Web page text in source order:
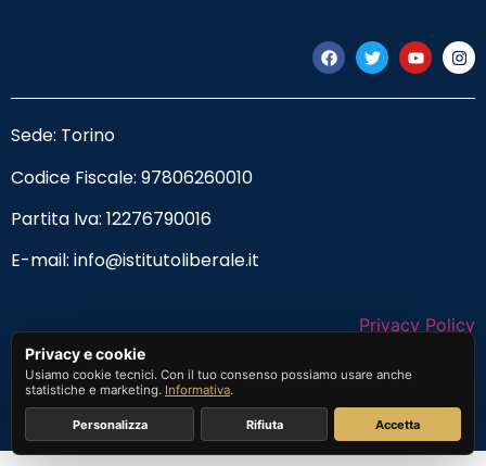
Sede: Torino
Codice Fiscale: 97806260010
Partita Iva: 12276790016
E-mail: info@istitutoliberale.it
Privacy Policy
Termini e Condizioni
Privacy e cookie
Usiamo cookie tecnici. Con il tuo consenso possiamo usare anche
statistiche e marketing. Informativa.
Personalizza Rifiuta Accetta